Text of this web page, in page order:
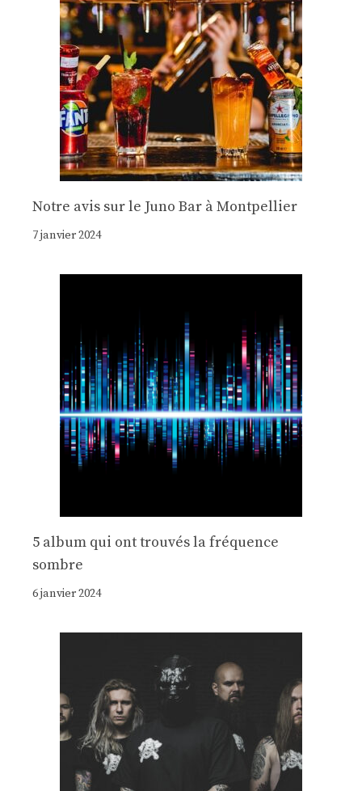
Notre avis sur le Juno Bar à Montpellier
7 janvier 2024
5 album qui ont trouvés la fréquence
sombre
6 janvier 2024